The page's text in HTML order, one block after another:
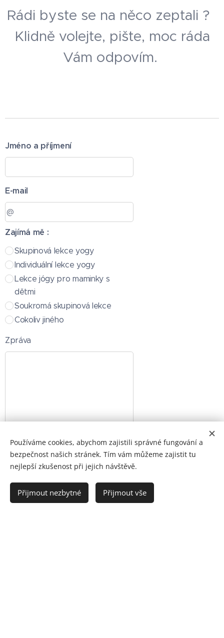
Rádi byste se na něco zeptali ?
Klidně volejte, pište, moc ráda
Vám odpovím.
Jméno a příjmení
E-mail
Zajímá mě :
Skupinová lekce yogy
Individuální lekce yogy
Lekce jógy pro maminky s
dětmi
Soukromá skupinová lekce
Cokoliv jiného
Zpráva
Objednat
Používáme cookies, abychom zajistili správné fungování a
bezpečnost našich stránek. Tím vám můžeme zajistit tu
nejlepší zkušenost při jejich návštěvě.
Přijmout nezbytné Přijmout vše